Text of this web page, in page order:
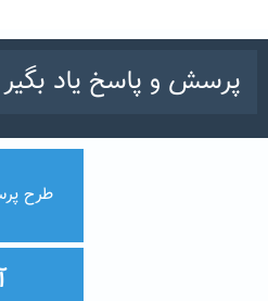
پرسش و پاسخ یاد
طرح